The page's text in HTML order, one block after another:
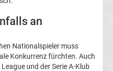
an
Nationalspieler muss
Konkurrenz fürchten. Auch
und der Serie A-Klub